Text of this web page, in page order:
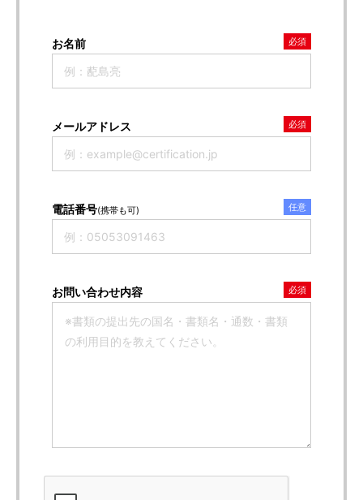
お名前 必須
メールアドレス 必須
電話番号(携帯も可) 任意
お問い合わせ内容 必須